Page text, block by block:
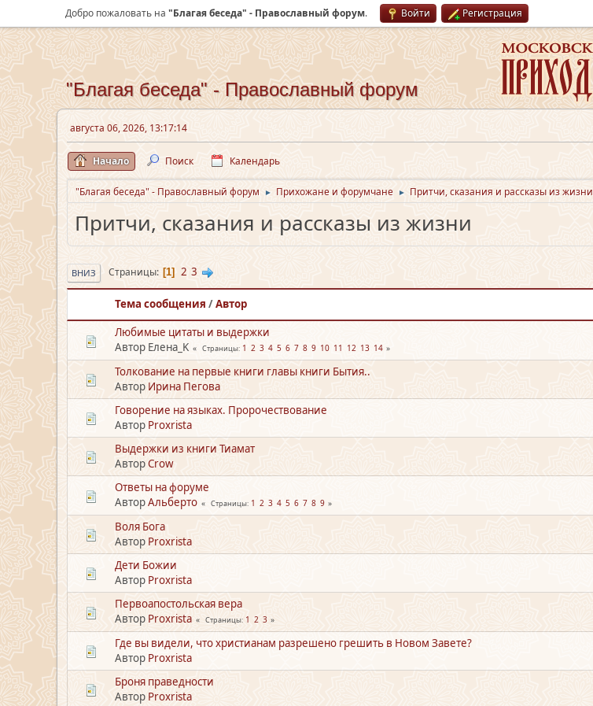
Добро пожаловать на "Благая беседа" - Православный форум. Войти Регистрация
"Благая беседа" - Православный форум
августа 06, 2026, 13:17:14
Начало Поиск Календарь
"Благая беседа" - Православный форум ► Прихожане и форумчане ► Притчи, сказания и рассказы из жизни
Притчи, сказания и рассказы из жизни
ВНИЗ Страницы 1 2 3
Тема сообщения /Автор
Любимые цитаты и выдержки
Автор Елена_K
Страницы 1 2 3 4 5 6 7 8 9 10 11 12 13 14
Толкование на первые книги главы книги Бытия..
Автор Ирина Пегова
Говорение на языках. Пророчествование
Автор Proxrista
Выдержки из книги Тиамат
АвторCrow
Ответы на форуме
АвторАльберто Страницы 1 2 3 4 5 6 7 8 9
Воля Бога
Автор Proxrista
Дети Божии
Автор Proxrista
Первоапостольская вера
Автор Proxrista Страницы 1 2 3
Где вы видели, что христианам разрешено грешить в Новом Завете?
Автор Proxrista
Броня праведности
Автор Proxrista